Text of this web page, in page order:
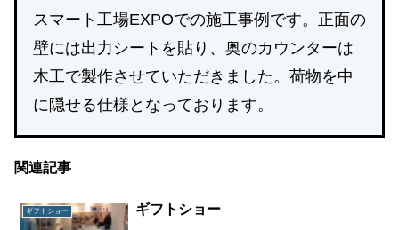
スマート工場EXPOでの施工事例です。正面の
壁には出力シートを貼り、奥のカウンターは
木工で製作させていただきました。荷物を中
に隠せる仕様となっております。
関連記事
ギフトショー ギフトショー